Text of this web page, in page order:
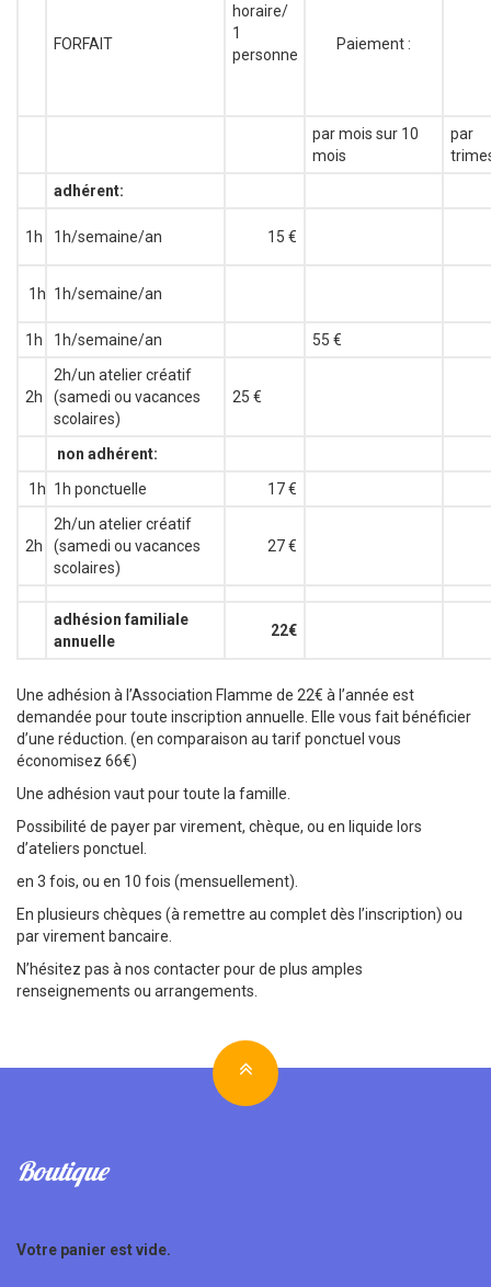
FORFAIT
horaire/
1
personne
Paiement :
par mois sur 10
mois
par
adhérent:
1h 1h/semaine/an 15 €
1h 1h/semaine/an
1h 1h/semaine/an 55 €
2h
2h/un atelier créatif
(samedi ou vacances
scolaires)
25 €
non adhérent:
1h 1h ponctuelle 17 €
2h
2h/un atelier créatif
(samedi ou vacances
scolaires)
27 €
adhésion familiale
annuelle
22€
Une adhésion à l’Association Flamme de 22€ à l’année est
demandée pour toute inscription annuelle. Elle vous fait bénéficier
d’une réduction. (en comparaison au tarif ponctuel vous
économisez 66€)
Une adhésion vaut pour toute la famille.
Possibilité de payer par virement, chèque, ou en liquide lors
d’ateliers ponctuel.
en 3 fois, ou en 10 fois (mensuellement).
En plusieurs chèques (à remettre au complet dès l’inscription) ou
parvirement bancaire.
N’hésitez pas à nos contacter pour de plus amples
renseignements ou arrangements.
Boutique
Votre panier est vide.